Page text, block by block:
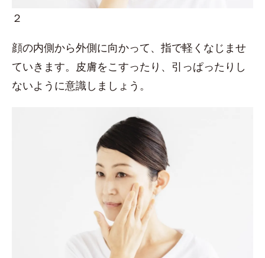
２
顔の内側から外側に向かって、指で軽くなじませ
ていきます。皮膚をこすったり、引っぱったりし
ないように意識しましょう。